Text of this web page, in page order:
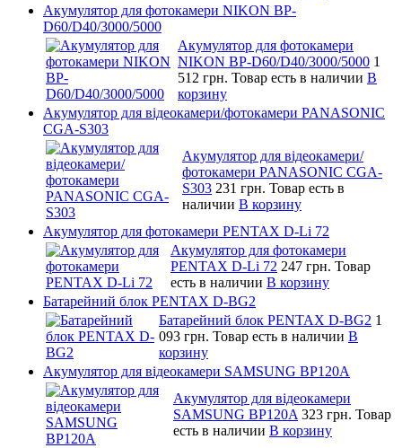
Акумулятор для фотокамери NIKON BP-
D60/D40/3000/5000
Акумулятор для фотокамери
NIKON BP-D60/D40/3000/5000 1
512 грн. Товар есть в наличии В
корзину
Акумулятор для відеокамери/фотокамери PANASONIC
CGA-S303
Акумулятор для відеокамери/
фотокамери PANASONIC CGA-
S303 231 грн. Товар есть в
наличии В корзину
Акумулятор для фотокамери PENTAX D-Li 72
Акумулятор для фотокамери
PENTAX D-Li 72 247 грн. Товар
есть в наличии В корзину
Батарейний блок PENTAX D-BG2
Батарейний блок PENTAX D-BG2 1
093 грн. Товар есть в наличии В
корзину
Акумулятор для відеокамери SAMSUNG BP120A
Акумулятор для відеокамери
SAMSUNG BP120A 323 грн. Товар
есть в наличии В корзину